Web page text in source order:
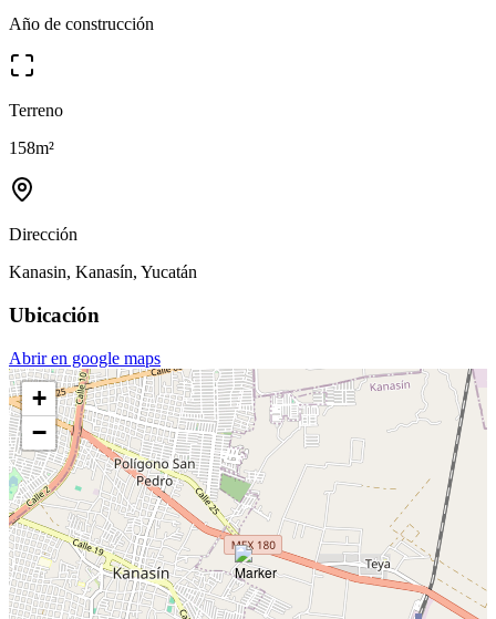
Año de construcción
Terreno
158m²
Dirección
Kanasin, Kanasín, Yucatán
Ubicación
Abrir en google maps
+
−